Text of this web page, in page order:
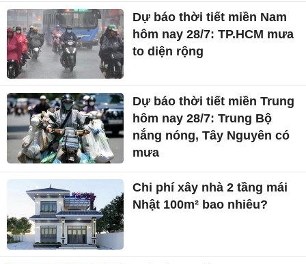
Dự báo thời tiết miền Nam
hôm nay 28/7: TP.HCM mưa
to diện rộng
Dự báo thời tiết miền Trung
hôm nay 28/7: Trung Bộ
nắng nóng, Tây Nguyên có
mưa
Chi phí xây nhà 2 tầng mái
Nhật 100m² bao nhiêu?